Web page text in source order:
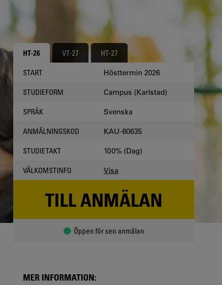
HT-26 VT-27 HT-27
START Hösttermin 2026
STUDIEFORM Campus (Karlstad)
SPRÅK Svenska
ANMÄLNINGSKOD KAU-80635
STUDIETAKT 100% (Dag)
VÄLKOMSTINFO Visa
TILL ANMÄLAN
Öppen för sen anmälan
MER INFORMATION: